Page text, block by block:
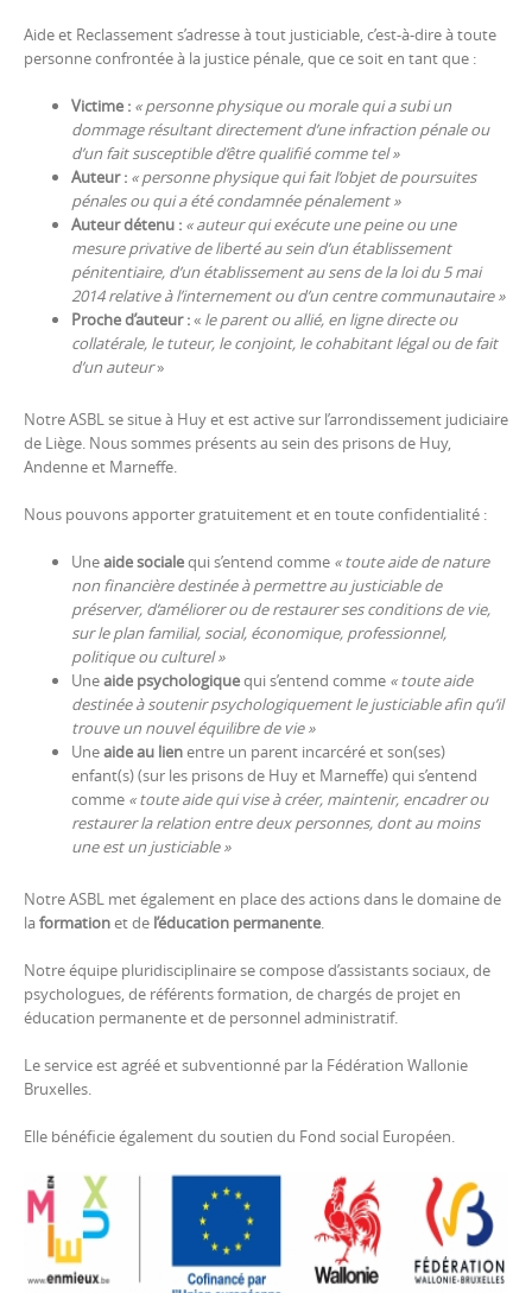
Aide et Reclassement s’adresse à tout justiciable, c’est-à-dire à toute
personne confrontée à la justice pénale, que ce soit en tant que :
Victime : « personne physique ou morale qui a subi un
dommage résultant directement d’une infraction pénale ou
d’un fait susceptible d’être qualifié comme tel »
Auteur : « personne physique qui fait l’objet de poursuites
pénales ou qui a été condamnée pénalement »
Auteur détenu : « auteur qui exécute une peine ou une
mesure privative de liberté au sein d’un établissement
pénitentiaire, d’un établissement au sens de la loi du 5 mai
2014 relative à l’internement ou d’un centre communautaire »
Proche d’auteur :« le parent ou allié, en ligne directe ou
collatérale, le tuteur, le conjoint, le cohabitant légal ou de fait
d’un auteur»
Notre ASBL se situe à Huy et est active sur l’arrondissement judiciaire
de Liège. Nous sommes présents au sein des prisons de Huy,
Andenne et Marneffe.
Nous pouvons apporter gratuitement et en toute confidentialité :
Uneaide socialequi s’entend comme « toute aide de nature
non financière destinée à permettre au justiciable de
préserver, d’améliorer ou de restaurer ses conditions de vie,
sur le plan familial, social, économique, professionnel,
politique ou culturel »
Uneaide psychologiquequi s’entend comme « toute aide
destinée à soutenir psychologiquement le justiciable afin qu’il
trouve un nouvel équilibre de vie »
Uneaide au lienentre un parent incarcéré et son(ses)
enfant(s) (sur les prisons de Huy et Marneffe) qui s’entend
comme « toute aide qui vise à créer, maintenir, encadrer ou
restaurer la relation entre deux personnes, dont au moins
une est un justiciable »
Notre ASBL met également en place des actions dans le domaine de
laformationet de l’éducation permanente.
Notre équipe pluridisciplinaire se compose d’assistants sociaux, de
psychologues, de référents formation, de chargés de projet en
éducation permanente et de personnel administratif.
Le service est agréé et subventionné par la Fédération Wallonie
Bruxelles.
Elle bénéficie également du soutien du Fond social Européen.